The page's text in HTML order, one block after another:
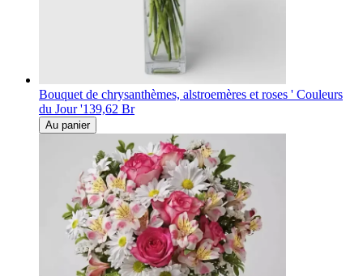
Bouquet de chrysanthèmes, alstroemères et roses ' Couleurs
du Jour '139,62 Br
Au panier